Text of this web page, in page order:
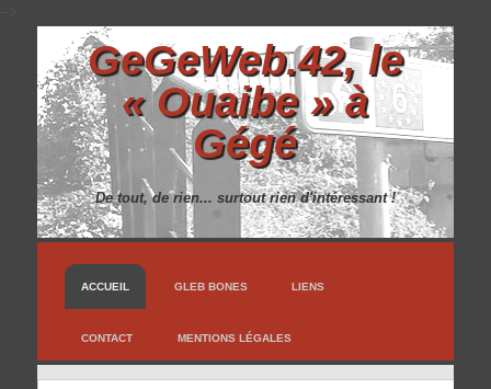
GeGeWeb.42, le
« Ouaibe » à
Gégé
De tout, de rien... surtout rien d'intéressant !
ACCUEIL GLEB BONES LIENS
CONTACT MENTIONS LÉGALES